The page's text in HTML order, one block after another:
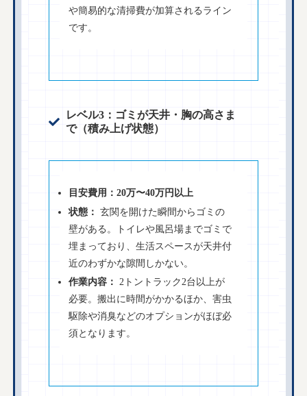
や簡易的な清掃費が加算されるライン
です。
レベル3：ゴミが天井・胸の高さま
で（積み上げ状態）
目安費用：20万〜40万円以上
状態： 玄関を開けた瞬間からゴミの
壁がある。トイレや風呂場までゴミで
埋まっており、生活スペースが天井付
近のわずかな隙間しかない。
作業内容： 2トントラック2台以上が
必要。搬出に時間がかかるほか、害虫
駆除や消臭などのオプションがほぼ必
須となります。